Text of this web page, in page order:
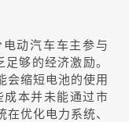
动汽车车主参与
够的经济激励。
会缩短电池的使用
本并未能通过市
优化电力系统、